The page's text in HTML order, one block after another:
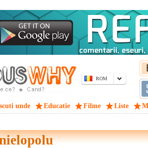
ROM
unde Educatie Filme Liste